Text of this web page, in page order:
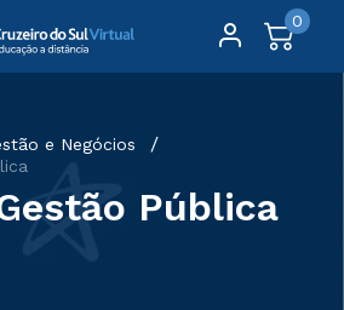
0
e Negócios
Pública